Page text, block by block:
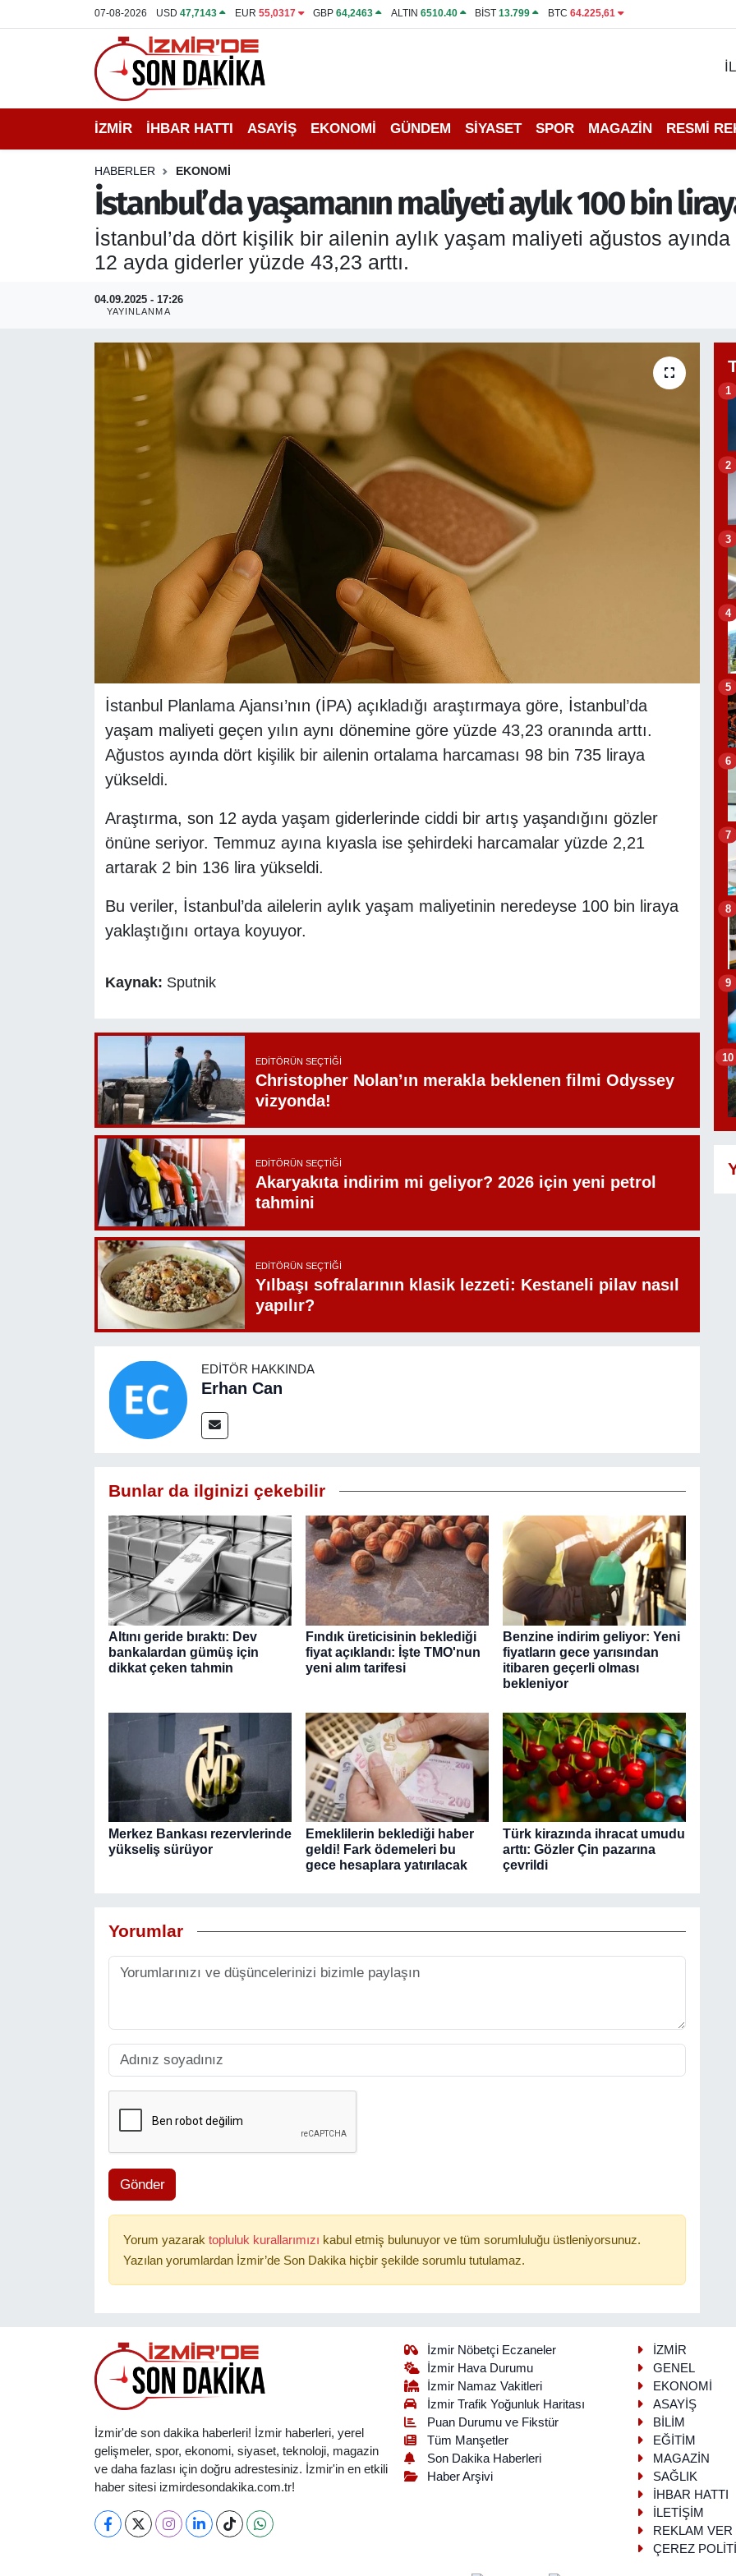
07-08-2026 USD47,7143 EUR 55,0317 GBP64,2463 ALTIN 6510.40 BİST13.799 BTC 64.225,61
İZMİR İHBAR HATTI ASAYİŞ EKONOMİ GÜNDEM SİYASET SPOR MAGAZİN RESMİ
HABERLER EKONOMİ
İstanbul’da yaşamanın maliyeti aylık 100 bin
İstanbul’da dört kişilik bir ailenin aylık yaşam maliyeti ağustos
12 ayda giderler yüzde 43,23 arttı.
04.09.2025 - 17:26
YAYINLANMA
İstanbul Planlama Ajansı’nın (İPA) açıkladığı araştırmaya göre, İstanbul’da
yaşam maliyeti geçen yılın aynı dönemine göre yüzde 43,23 oranında arttı.
Ağustos ayında dört kişilik bir ailenin ortalama harcaması 98 bin 735 liraya
yükseldi.
Araştırma, son 12 ayda yaşam giderlerinde ciddi bir artış yaşandığını gözler
önüne seriyor. Temmuz ayına kıyasla ise şehirdeki harcamalar yüzde 2,21
artarak 2 bin 136 lira yükseldi.
Bu veriler, İstanbul’da ailelerin aylık yaşam maliyetinin neredeyse 100 bin liraya
yaklaştığını ortaya koyuyor.
Kaynak: Sputnik
EDITÖRÜN SEÇTIĞI
Christopher Nolan’ın merakla beklenen filmi Odyssey
vizyonda!
EDITÖRÜN SEÇTIĞI
Akaryakıta indirim mi geliyor? 2026 için yeni petrol
tahmini
EDITÖRÜN SEÇTIĞI
Yılbaşı sofralarının klasik lezzeti: Kestaneli pilav nasıl
yapılır?
EDITÖR HAKKINDA
Erhan Can
Bunlar da ilginizi çekebilir
Altını geride bıraktı: Dev
bankalardan gümüş için
dikkat çeken tahmin
Fındık üreticisinin beklediği
fiyat açıklandı: İşte TMO'nun
yeni alım tarifesi
Benzine indirim geliyor: Yeni
fiyatların gece yarısından
itibaren geçerli olması
bekleniyor
Merkez Bankası rezervlerinde
yükseliş sürüyor
Emeklilerin beklediği haber
geldi! Fark ödemeleri bu
gece hesaplara yatırılacak
Türk kirazında ihracat umudu
arttı: Gözler Çin pazarına
çevrildi
Yorumlar
Gönder
Yorum yazarak topluluk kurallarımızı kabul etmiş bulunuyor ve tüm sorumluluğu üstleniyorsunuz.
Yazılan yorumlardan İzmir’de Son Dakika hiçbir şekilde sorumlu tutulamaz.
1
2
3
4
5
6
7
8
9
10
İzmir'de son dakika haberleri! İzmir haberleri, yerel
gelişmeler, spor, ekonomi, siyaset, teknoloji, magazin
ve daha fazlası için doğru adrestesiniz. İzmir'in en etkili
haber sitesi izmirdesondakika.com.tr!
İzmir Nöbetçi Eczaneler
İzmir Hava Durumu
İzmir Namaz Vakitleri
İzmir Trafik Yoğunluk Haritası
Puan Durumu ve Fikstür
Tüm Manşetler
Son Dakika Haberleri
Haber Arşivi
İZMİR
GENEL
EKONOMİ
ASAYİŞ
BİLİM
EĞİTİM
MAGAZİN
SAĞLIK
İHBAR HATTI
İLETİŞİM
REKLAM VER
ÇEREZ
İHBAR HATTI
DEPREM
EKONOMİ
SİYASET
RESMİ REKLAM
İzmir Nöbetçi Eczaneler
İzmir Hava Durumu
İzmir Namaz Vakitleri
İzmir Trafik Yoğunluk Haritası
Puan Durumu ve Fikstür
Tüm Manşetler
Son Dakika Haberleri
Haber Arşivi